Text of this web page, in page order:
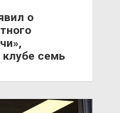
о
семь